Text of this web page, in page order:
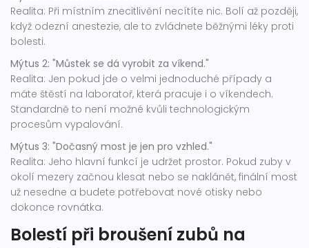
Realita: Při místním znecitlivění necítíte nic. Bolí až později,
když odezní anestezie, ale to zvládnete běžnými léky proti
bolesti.
Mýtus 2: "Můstek se dá vyrobit za víkend."
Realita: Jen pokud jde o velmi jednoduché případy a
máte štěstí na laboratoř, která pracuje i o víkendech.
Standardně to není možné kvůli technologickým
procesům vypalování.
Mýtus 3: "Dočasný most je jen pro vzhled."
Realita: Jeho hlavní funkcí je udržet prostor. Pokud zuby v
okolí mezery začnou klesat nebo se naklánět, finální most
už nesedne a budete potřebovat nové otisky nebo
dokonce rovnátka.
Bolestí při broušení zubů na